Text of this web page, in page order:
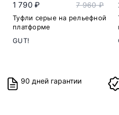
1 790 ₽ 7 960 ₽
Туфли серые на рельефной
платформе
GUT!
90 дней гарантии